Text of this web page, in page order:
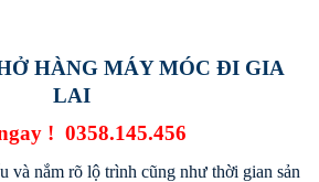
HÀNG MÁY MÓC ĐI GIA
LAI
! 0358.145.456
và nắm rõ lộ trình cũng như thời gian sản